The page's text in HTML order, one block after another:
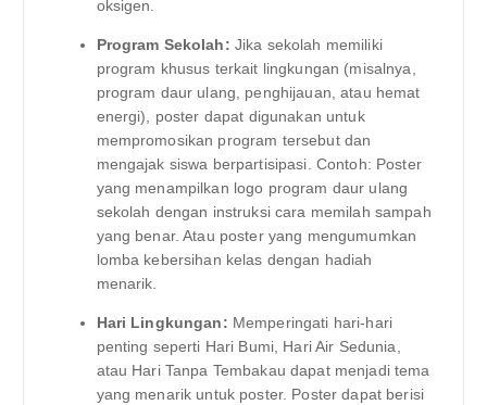
oksigen.
Program Sekolah: Jika sekolah memiliki
program khusus terkait lingkungan (misalnya,
program daur ulang, penghijauan, atau hemat
energi), poster dapat digunakan untuk
mempromosikan program tersebut dan
mengajak siswa berpartisipasi. Contoh: Poster
yang menampilkan logo program daur ulang
sekolah dengan instruksi cara memilah sampah
yang benar. Atau poster yang mengumumkan
lomba kebersihan kelas dengan hadiah
menarik.
Hari Lingkungan: Memperingati hari-hari
penting seperti Hari Bumi, Hari Air Sedunia,
atau Hari Tanpa Tembakau dapat menjadi tema
yang menarik untuk poster. Poster dapat berisi